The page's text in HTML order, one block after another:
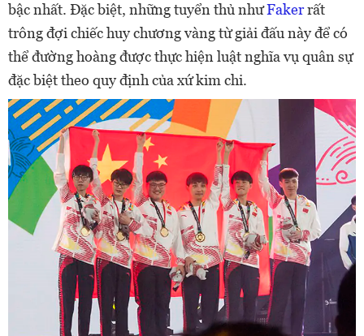
bậc nhất. Đặc biệt, những tuyển thủ nhưFakerrất
trông đợi chiếc huy chương vàng từ giải đấu này để có
thể đường hoàng được thực hiện luật nghĩa vụ quân sự
đặc biệt theo quy định của xứ kim chi.